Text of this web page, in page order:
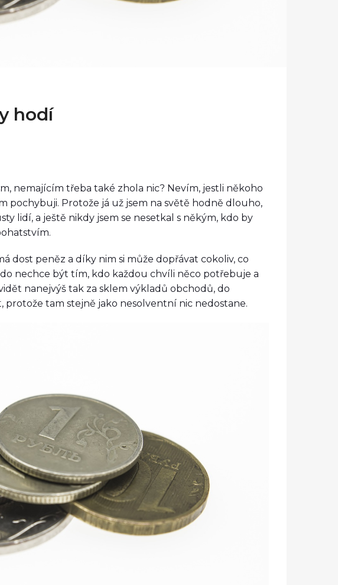
hodí
nemajícím třeba také zhola nic? Nevím, jestli někoho
pochybuji. Protože já už jsem na světě hodně dlouho,
lidí, a ještě nikdy jsem se nesetkal s někým, kdo by
dost peněz a díky nim si může dopřávat cokoliv, co
nechce být tím, kdo každou chvíli něco potřebuje a
nanejvýš tak za sklem výkladů obchodů, do
protože tam stejně jako nesolventní nic nedostane.